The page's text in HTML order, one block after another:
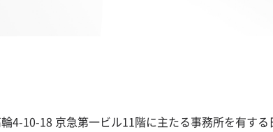
4-10-18 京急第一ビル11階に主たる事務所を有す